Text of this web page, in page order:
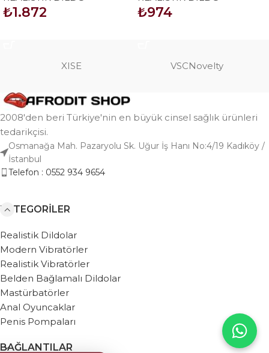
₺1.872 ₺974
XISE VSCNovelty
2008'den beri Türkiye'nin en büyük cinsel sağlık ürünleri
tedarikçisi.
Osmanağa Mah. Pazaryolu Sk. Uğur İş Hanı No:4/19 Kadıköy /
İstanbul
Telefon : 0552 934 9654
KATEGORILER
Realistik Dildolar
Modern Vibratörler
Realistik Vibratörler
Belden Bağlamalı Dildolar
Mastürbatörler
Anal Oyuncaklar
Penis Pompaları
BAĞLANTILAR